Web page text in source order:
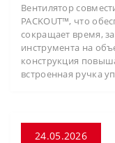
Вентилятор
PACKOUT™, что
сокращает время,
инструмента на
конструкция
встроенная ручка
24.05.2026